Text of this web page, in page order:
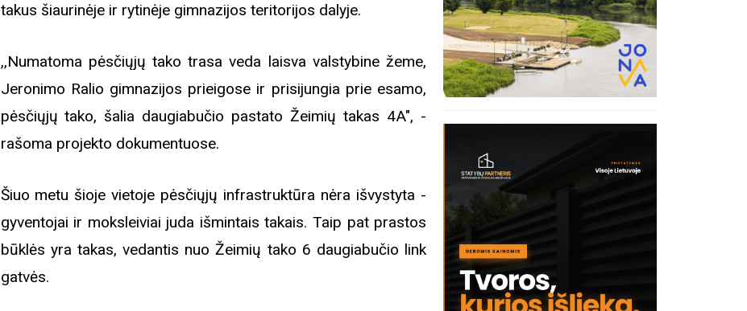
takus šiaurinėje ir rytinėje gimnazijos teritorijos dalyje.
,,Numatoma pėsčiųjų tako trasa veda laisva valstybine žeme,
Jeronimo Ralio gimnazijos prieigose ir prisijungia prie esamo,
pėsčiųjų tako, šalia daugiabučio pastato Žeimių takas 4A", -
rašoma projekto dokumentuose.
Šiuo metu šioje vietoje pėsčiųjų infrastruktūra nėra išvystyta -
gyventojai ir moksleiviai juda išmintais takais. Taip pat prastos
būklės yra takas, vedantis nuo Žeimių tako 6 daugiabučio link
gatvės.